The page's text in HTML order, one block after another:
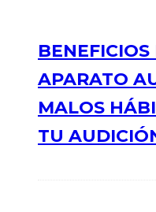
APARATO
MALOS
TU